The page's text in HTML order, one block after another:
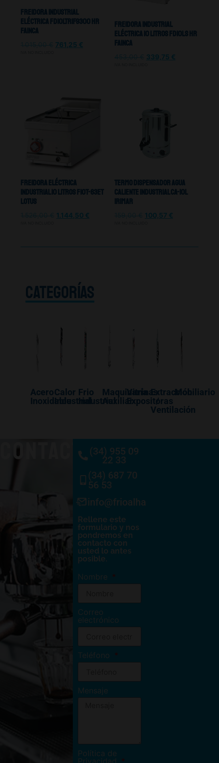
Freidora Industrial
Eléctrica FD10LTRIF9300 HR
Fainca
761,25 €
Freidora Industrial
Eléctrica 10 Litros Fd10ls Hr
Fainca
339,75 €
Freidora Eléctrica
Industrial 10 Litros F10T-63ET
Lotus
1.144,50 €
Termo Dispensador Agua
Caliente Industrial CA-10L
Irimar
100,57 €
CATEGORÍAS
Acero
Inoxidable
Calor
Industrial
Frio
Industrial
Maquinaría
Auxiliar
Vitrinas
Expositoras
Extracción
/
Ventilación
Mobiliario
CONTACTO(34) 955 09
22 33
(34) 687 70
56 53
info@frioalhambra.com
Rellene este
formulario y nos
pondremos en
contacto con
usted lo antes
posible.
Nombre
Correo
electrónico
Teléfono
Mensaje
Política de